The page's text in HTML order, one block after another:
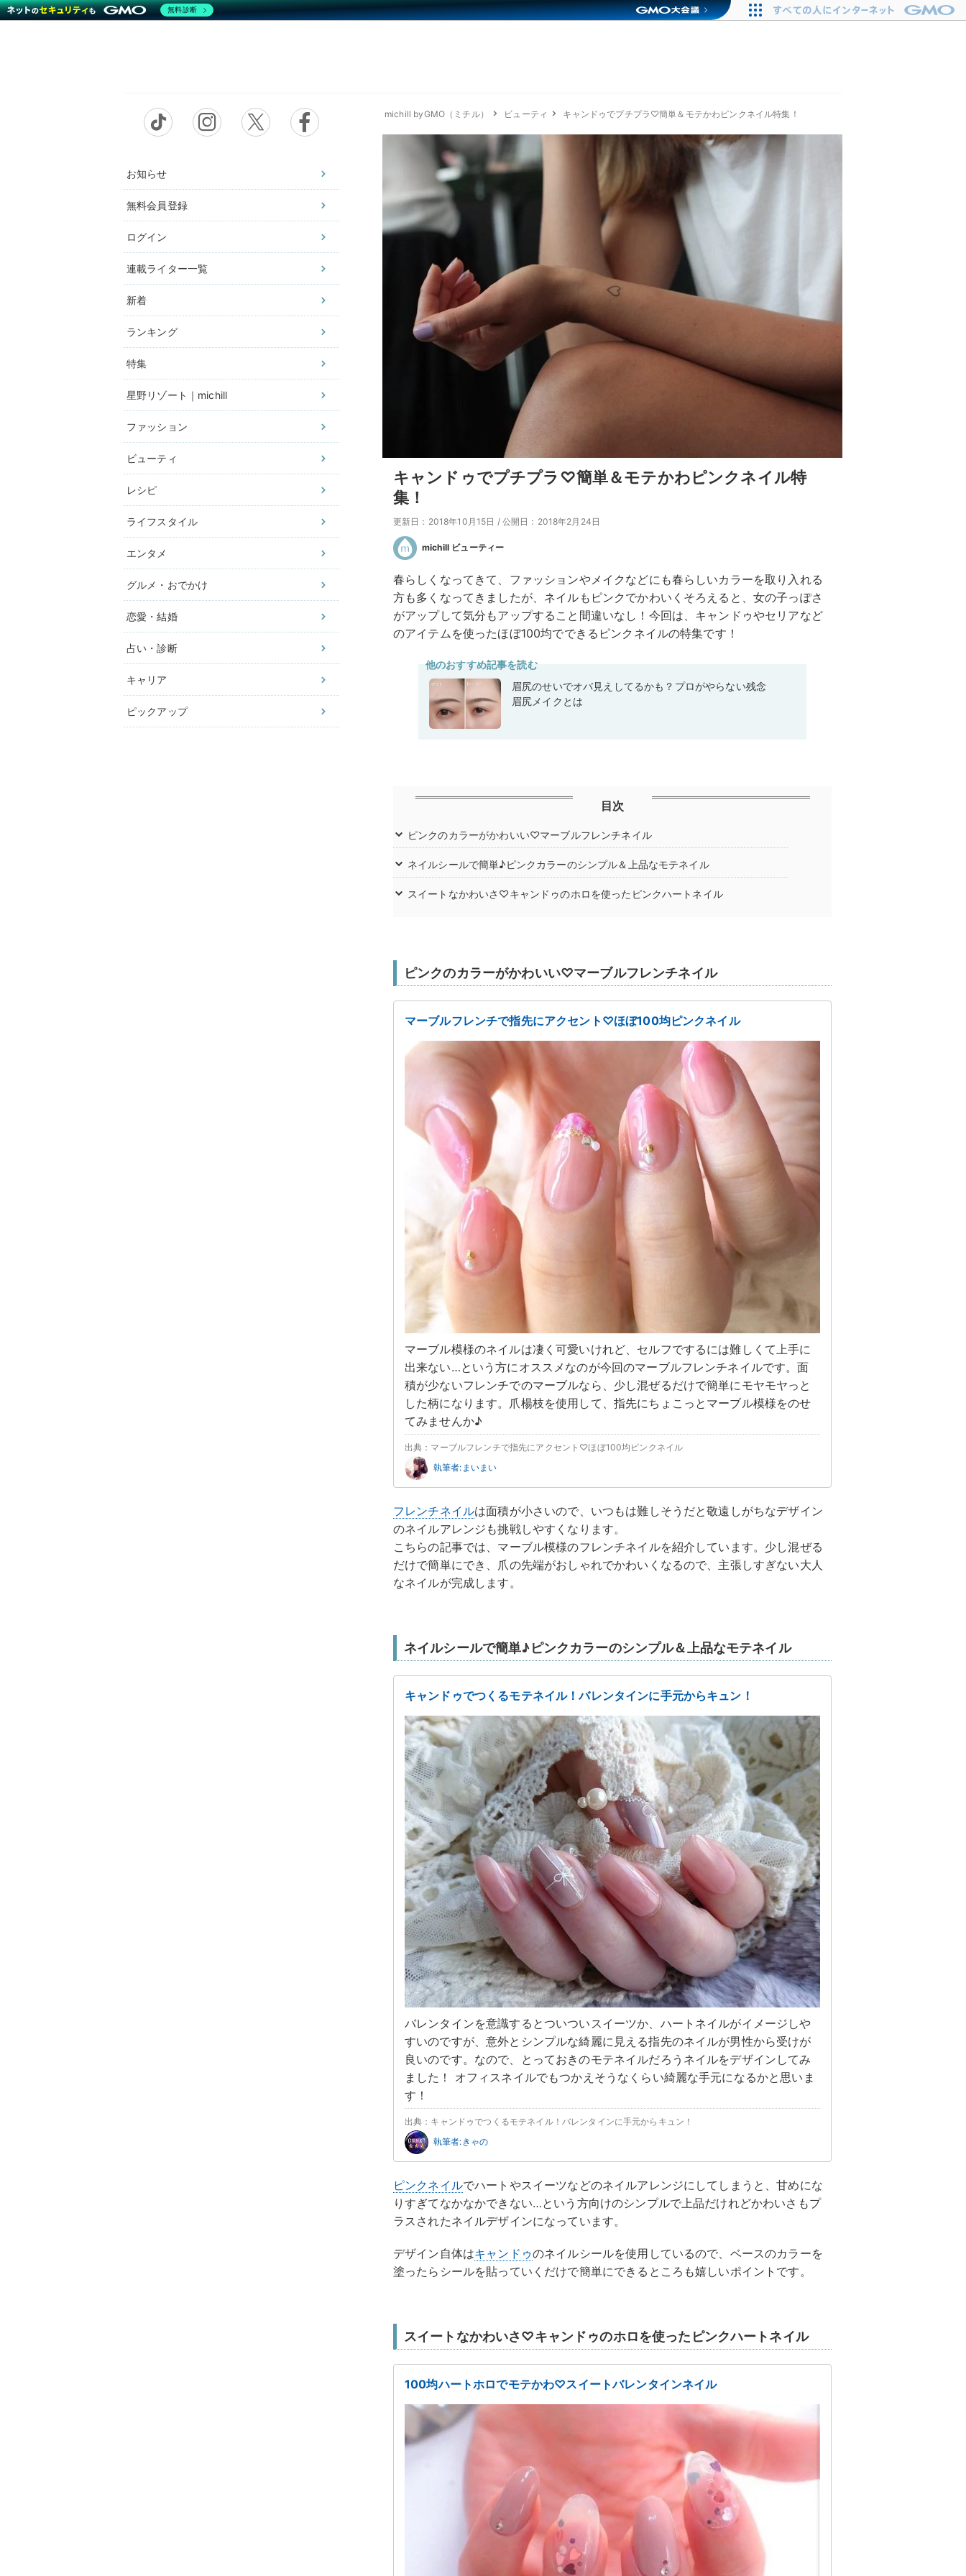
お知らせ
無料会員登録
ログイン
連載ライター一覧
新着
ランキング
特集
星野リゾート｜michill
ファッション
ビューティ
レシピ
ライフスタイル
エンタメ
グルメ・おでかけ
恋愛・結婚
占い・診断
キャリア
ピックアップ
michill byGMO（ミチル） ビューティ キャンドゥでプチプラ♡簡単＆モテかわピンクネイル特集！
キャンドゥでプチプラ♡簡単＆モテかわピンクネイル特
集！
更新日：2018年10月15日 / 公開日：2018年2月24日
michill ビューティー
春らしくなってきて、ファッションやメイクなどにも春らしいカラーを取り入れる
方も多くなってきましたが、ネイルもピンクでかわいくそろえると、女の子っぽさ
がアップして気分もアップすること間違いなし！今回は、キャンドゥやセリアなど
のアイテムを使ったほぼ100均でできるピンクネイルの特集です！
他のおすすめ記事を読む
眉尻のせいでオバ見えしてるかも？プロがやらない残念
眉尻メイクとは
目次
ピンクのカラーがかわいい♡マーブルフレンチネイル
ネイルシールで簡単♪ピンクカラーのシンプル＆上品なモテネイル
スイートなかわいさ♡キャンドゥのホロを使ったピンクハートネイル
ピンクのカラーがかわいい♡マーブルフレンチネイル
マーブルフレンチで指先にアクセント♡ほぼ100均ピンクネイル
マーブル模様のネイルは凄く可愛いけれど、セルフでするには難しくて上手に
出来ない…という方にオススメなのが今回のマーブルフレンチネイルです。面
積が少ないフレンチでのマーブルなら、少し混ぜるだけで簡単にモヤモヤっと
した柄になります。爪楊枝を使用して、指先にちょこっとマーブル模様をのせ
てみませんか♪
出典：マーブルフレンチで指先にアクセント♡ほぼ100均ピンクネイル
執筆者:まいまい
フレンチネイルは面積が小さいので、いつもは難しそうだと敬遠しがちなデザイン
のネイルアレンジも挑戦しやすくなります。
こちらの記事では、マーブル模様のフレンチネイルを紹介しています。少し混ぜる
だけで簡単にでき、爪の先端がおしゃれでかわいくなるので、主張しすぎない大人
なネイルが完成します。
ネイルシールで簡単♪ピンクカラーのシンプル＆上品なモテネイル
キャンドゥでつくるモテネイル！バレンタインに手元からキュン！
バレンタインを意識するとついついスイーツか、ハートネイルがイメージしや
すいのですが、意外とシンプルな綺麗に見える指先のネイルが男性から受けが
良いのです。なので、とっておきのモテネイルだろうネイルをデザインしてみ
ました！ オフィスネイルでもつかえそうなくらい綺麗な手元になるかと思いま
す！
出典：キャンドゥでつくるモテネイル！バレンタインに手元からキュン！
執筆者:きゃの
ピンクネイルでハートやスイーツなどのネイルアレンジにしてしまうと、甘めにな
りすぎてなかなかできない…という方向けのシンプルで上品だけれどかわいさもプ
ラスされたネイルデザインになっています。
デザイン自体はキャンドゥのネイルシールを使用しているので、ベースのカラーを
塗ったらシールを貼っていくだけで簡単にできるところも嬉しいポイントです。
スイートなかわいさ♡キャンドゥのホロを使ったピンクハートネイル
100均ハートホロでモテかわ♡スイートバレンタインネイル
無料診断